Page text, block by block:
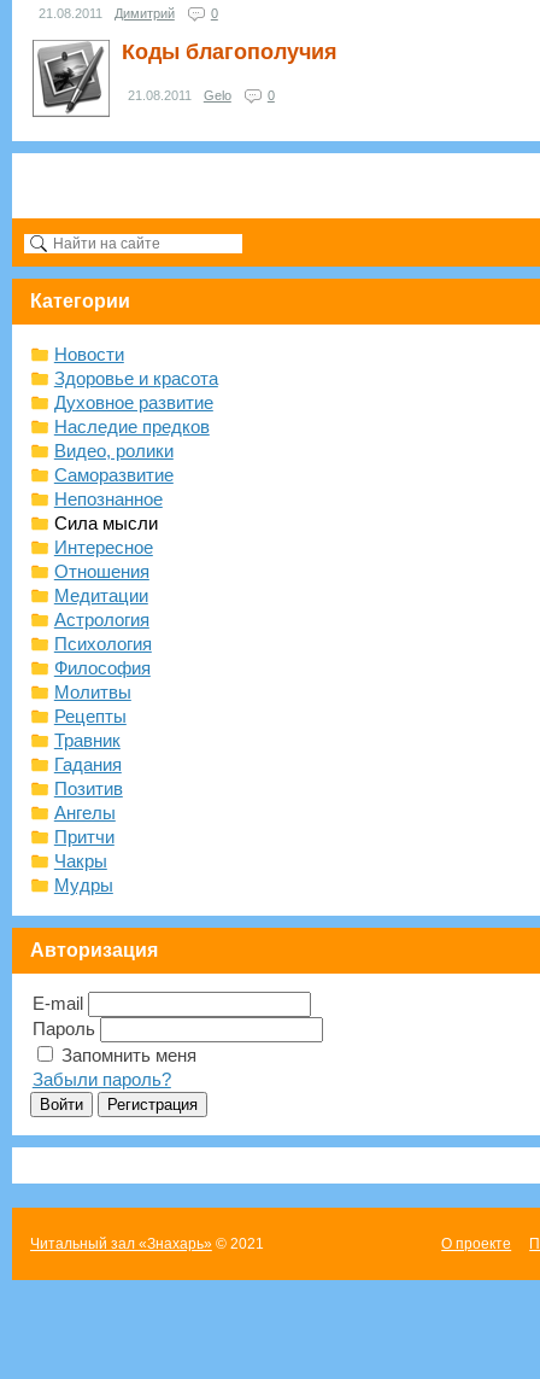
21.08.2011 Димитрий 0
Коды благополучия
21.08.2011 Gelo 0
Категории
Новости
Здоровье и красота
Духовное развитие
Наследие предков
Видео, ролики
Саморазвитие
Непознанное
Сила мысли
Интересное
Отношения
Медитации
Астрология
Психология
Философия
Молитвы
Рецепты
Травник
Гадания
Позитив
Ангелы
Притчи
Чакры
Мудры
Авторизация
E-mail
Пароль
Запомнить меня
Забыли пароль?
Читальный зал «Знахарь»© 2021 О проекте